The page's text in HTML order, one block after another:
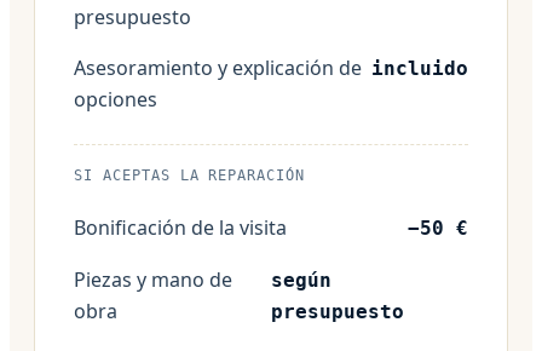
presupuesto
Asesoramiento y explicación de
opciones
incluido
SI ACEPTAS LA REPARACIÓN
Bonificación de la visita −50 €
Piezas y mano de
obra
según
presupuesto